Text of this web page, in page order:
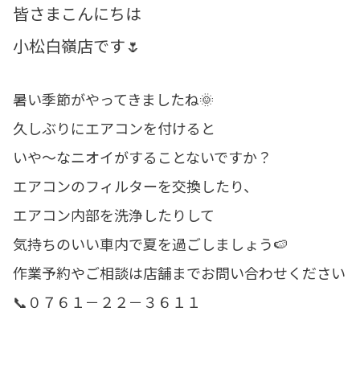
皆さまこんにちは
小松白嶺店です🌷
暑い季節がやってきましたね🌞
久しぶりにエアコンを付けると
いや～なニオイがすることないですか？
エアコンのフィルターを交換したり、
エアコン内部を洗浄したりして
気持ちのいい車内で夏を過ごしましょう🍉
作業予約やご相談は店舗までお問い合わせください
📞０７６１－２２－３６１１